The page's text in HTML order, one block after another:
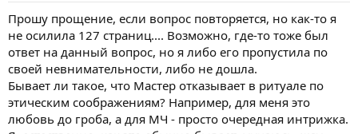
Прошу прощение, если вопрос повторяется, но как-то я
не осилила 127 страниц.... Возможно, где-то тоже был
ответ на данный вопрос, но я либо его пропустила по
своей невнимательности, либо не дошла.
Бывает ли такое, что Мастер отказывает в ритуале по
этическим соображениям? Например, для меня это
любовь до гроба, а для МЧ - просто очередная интрижка.